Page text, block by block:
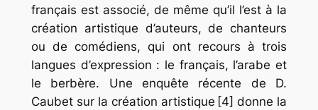
français est associé, de même qu’il l’est à la
création artistique d’auteurs, de chanteurs
ou de comédiens, qui ont recours à trois
langues d’expression : le français, l’arabe et
le berbère. Une enquête récente de D.
Caubet sur la création artistique [4] donne la